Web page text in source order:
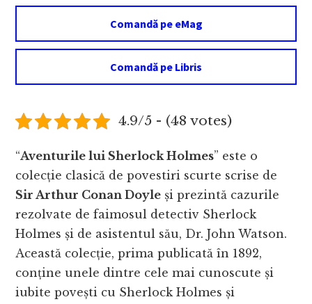
Comandă pe eMag
Comandă pe Libris
4.9/5 - (48 votes)
“Aventurile lui Sherlock Holmes” este o
colecție clasică de povestiri scurte scrise de
Sir Arthur Conan Doyle și prezintă cazurile
rezolvate de faimosul detectiv Sherlock
Holmes și de asistentul său, Dr. John Watson.
Această colecție, prima publicată în 1892,
conține unele dintre cele mai cunoscute și
iubite povești cu Sherlock Holmes și